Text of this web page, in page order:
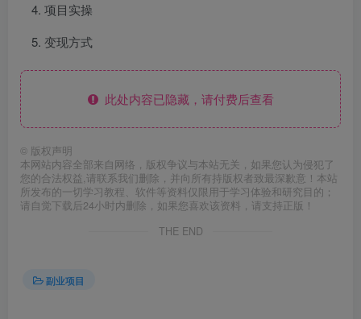
项目实操
变现方式
此处内容已隐藏，请付费后查看
© 版权声明
本网站内容全部来自网络，版权争议与本站无关，如果您认为侵犯了
您的合法权益,请联系我们删除，并向所有持版权者致最深歉意！本站
所发布的一切学习教程、软件等资料仅限用于学习体验和研究目的；
请自觉下载后24小时内删除，如果您喜欢该资料，请支持正版！
THE END
副业项目